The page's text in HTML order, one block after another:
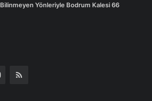
Bilinmeyen Yönleriyle Bodrum Kalesi 66